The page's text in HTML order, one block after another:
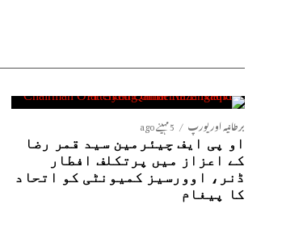
برطانیہ اور یورپ 5 مہینے ago
او پی ایف چیئرمین سید قمر رضا
کے اعزاز میں پرتکلف افطار
ڈنر، اوورسیز کمیونٹی کو اتحاد
کا پیغام